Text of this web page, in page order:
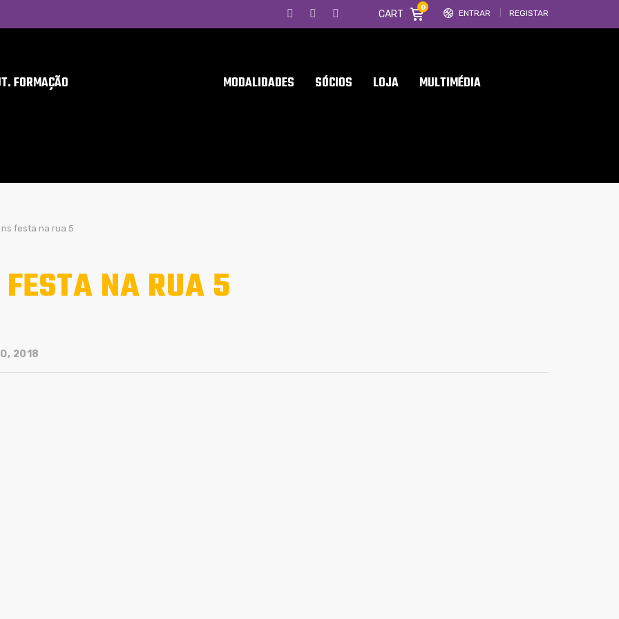
ENTRAR REGISTAR
CART
0
FORMAÇÃO MODALIDADES SÓCIOS LOJA MULTIMÉDIA
ns festa na rua 5
NA RUA 5
2018